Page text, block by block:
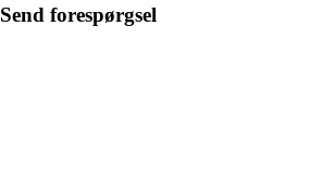
Send forespørgsel